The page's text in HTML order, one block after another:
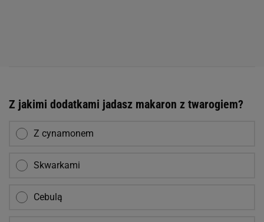
Z jakimi dodatkami jadasz makaron z twarogiem?
Z cynamonem
Skwarkami
Cebulą